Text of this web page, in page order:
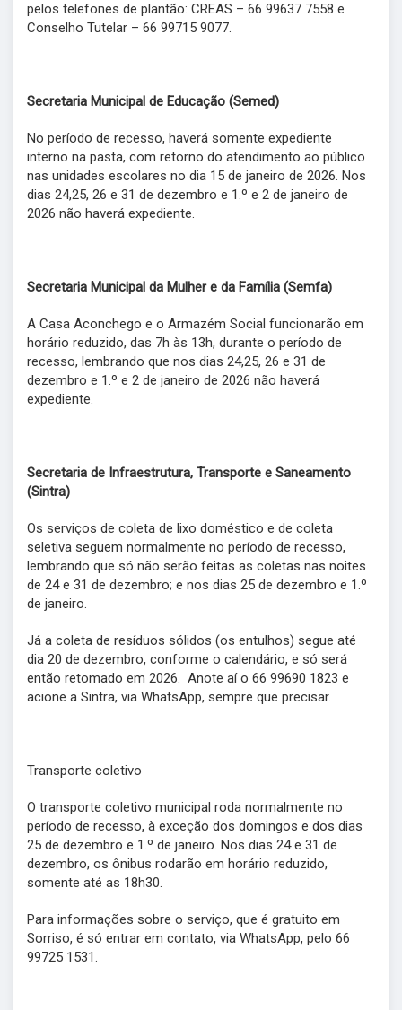
pelos telefones de plantão: CREAS – 66 99637 7558 e
Conselho Tutelar – 66 99715 9077.
Secretaria Municipal de Educação (Semed)
No período de recesso, haverá somente expediente
interno na pasta, com retorno do atendimento ao público
nas unidades escolares no dia 15 de janeiro de 2026. Nos
dias 24,25, 26 e 31 de dezembro e 1.º e 2 de janeiro de
2026 não haverá expediente.
Secretaria Municipal da Mulher e da Família (Semfa)
A Casa Aconchego e o Armazém Social funcionarão em
horário reduzido, das 7h às 13h, durante o período de
recesso, lembrando que nos dias 24,25, 26 e 31 de
dezembro e 1.º e 2 de janeiro de 2026 não haverá
expediente.
Secretaria de Infraestrutura, Transporte e Saneamento
(Sintra)
Os serviços de coleta de lixo doméstico e de coleta
seletiva seguem normalmente no período de recesso,
lembrando que só não serão feitas as coletas nas noites
de 24 e 31 de dezembro; e nos dias 25 de dezembro e 1.º
de janeiro.
Já a coleta de resíduos sólidos (os entulhos) segue até
dia 20 de dezembro, conforme o calendário, e só será
então retomado em 2026. Anote aí o 66 99690 1823 e
acione a Sintra, via WhatsApp, sempre que precisar.
Transporte coletivo
O transporte coletivo municipal roda normalmente no
período de recesso, à exceção dos domingos e dos dias
25 de dezembro e 1.º de janeiro. Nos dias 24 e 31 de
dezembro, os ônibus rodarão em horário reduzido,
somente até as 18h30.
Para informações sobre o serviço, que é gratuito em
Sorriso, é só entrar em contato, via WhatsApp, pelo 66
99725 1531.